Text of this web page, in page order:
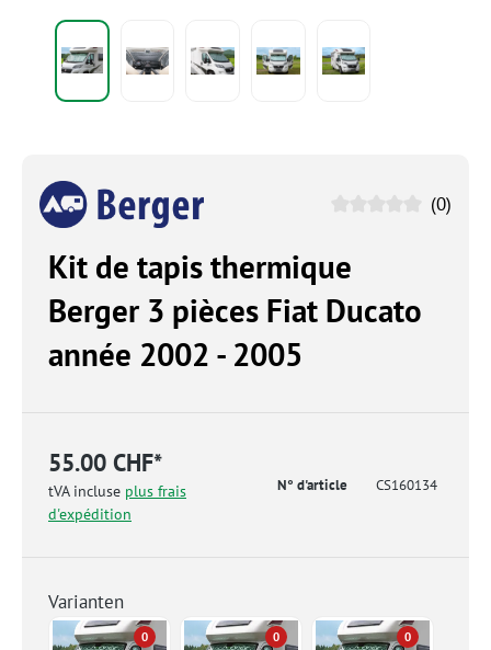
(0)
Kit de tapis thermique
Berger 3 pièces Fiat Ducato
année 2002 - 2005
55.00 CHF*
tVA incluse plus frais
d'expédition
N° d'article CS160134
Varianten
0 0 0